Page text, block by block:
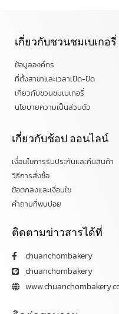
เกี่ยวกับชวนชมเบเกอรี่
ข้อมูลองค์กร
ที่ตั้งสาขาและเวลาเปิด-ปิด
เกี่ยวกับชวนชมเบเกอรี่
นโยบายความเป็นส่วนตัว
เกี่ยวกับช้อป ออนไลน์
เงื่อนไขการรับประกันและคืนสินค้า
วิธีการสั่งซื้อ
ข้อตกลงและเงื่อนไข
คำถามที่พบบ่อย
ติดตามข่าวสารได้ที่
chuanchombakery
chuanchombakery